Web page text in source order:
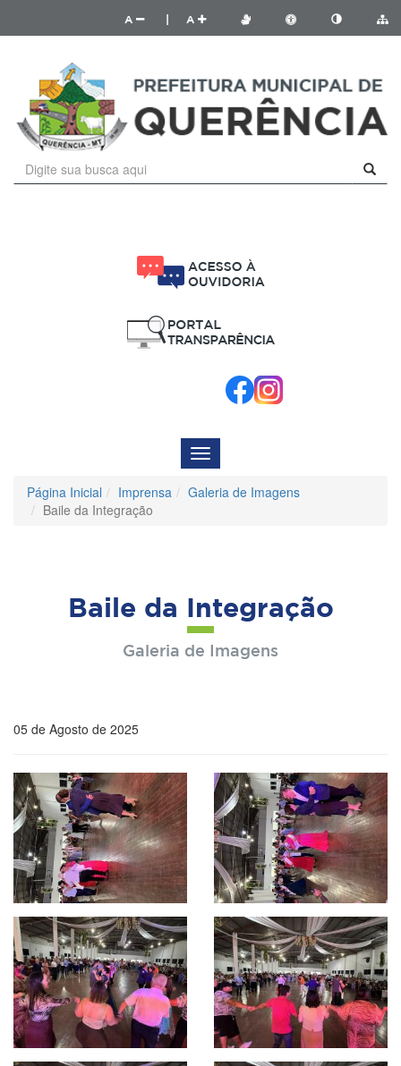
A A
Menu
de
Navegação
Página Inicial Imprensa
Galeria de Imagens
Baile da Integração
Baile da Integração
Galeria de Imagens
05 de Agosto de 2025